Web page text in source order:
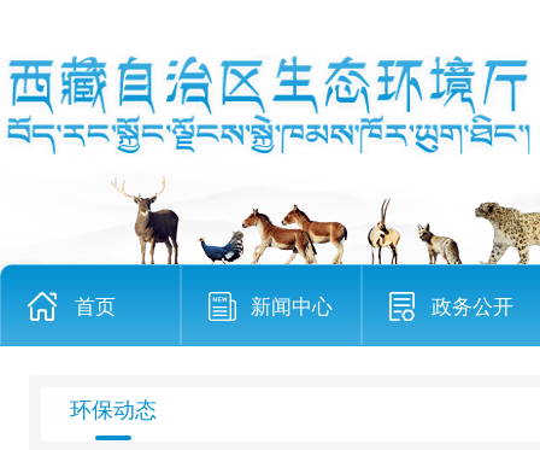
首页 新闻中心 政务公开
环保动态